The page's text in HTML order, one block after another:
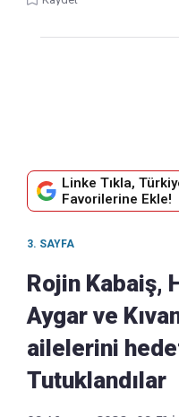
Linke Tıkla,
Favorilerine Ekle!
3. SAYFA
Rojin Kabaiş,
Aygar ve
ailelerini
Tutuklandılar